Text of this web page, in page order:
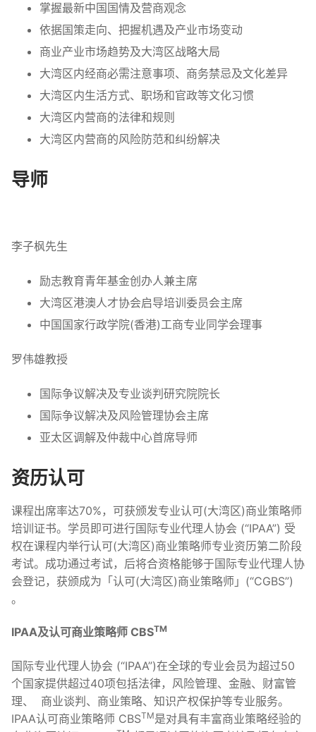
掌握最新中国国情及营商观念
依据国策走向、把握机遇及产业市场变动
商业产业市场趋势及大湾区战略大局
大湾区内经商必需注意事项、商务禁忌及文化差异
大湾区内生活方式、职场和官政等文化习惯
大湾区内营商的法律和规则
大湾区内营商的风险防范和纠纷解决
导师
李子枫先生
励志教育青年基金创办人兼主席
大湾区港澳人才协会启导培训委员会主席
中国国家行政学院(香港)工商专业同学会理事
罗伟雄教授
国际争议解决及专业谈判研究院院长
国际争议解决及风险管理协会主席
亚太区调解及仲裁中心首席导师
资历认可
课程出席率达70%，可获颁发专业认可(大湾区)商业策略师
培训证书。学员即可进行国际专业代理人协会 (“IPAA”) 受
权在课程内举行认可(大湾区)商业策略师专业资历第二阶段
考试。成功通过考试，后将合资格能够于国际专业代理人协
会登记，获颁成为「认可(大湾区)商业策略师」(“CGBS”)
。
IPAA及认可商业策略师 CBSTM
国际专业代理人协会 (“IPAA”)在全球的专业会员为超过50
个国家提供超过40项包括法律，风险管理、金融、财富管
理、 商业谈判、商业策略、知识产权保护等专业服务。
IPAA认可商业策略师 CBSTM是对具有丰富商业策略经验的